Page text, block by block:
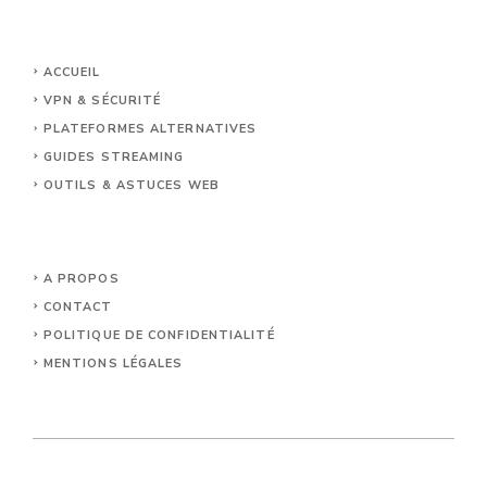
ACCUEIL
VPN & SÉCURITÉ
PLATEFORMES ALTERNATIVES
GUIDES STREAMING
OUTILS & ASTUCES WEB
A PROPOS
CONTACT
POLITIQUE DE CONFIDENTIALITÉ
MENTIONS LÉGALES